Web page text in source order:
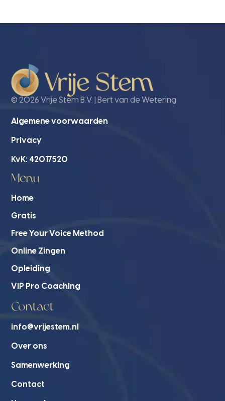
© 2026 Vrije Stem B.V. | Bert van de Wetering
Algemene voorwaarden
Privacy
KvK: 42017520
Menu
Home
Gratis
Free Your Voice Method
Online Zingen
Opleiding
VIP Pro Coaching
Contact
info@vrijestem.nl
Over ons
Samenwerking
Contact